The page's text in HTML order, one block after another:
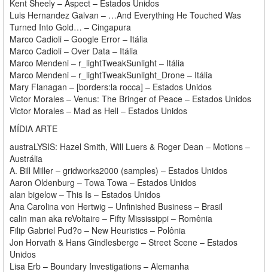
Kent Sheely – Aspect – Estados Unidos
Luis Hernandez Galvan – …And Everything He Touched Was
Turned Into Gold… – Cingapura
Marco Cadioli – Google Error – Itália
Marco Cadioli – Over Data – Itália
Marco Mendeni – r_lightTweakSunlight – Itália
Marco Mendeni – r_lightTweakSunlight_Drone – Itália
Mary Flanagan – [borders:la rocca] – Estados Unidos
Victor Morales – Venus: The Bringer of Peace – Estados Unidos
Victor Morales – Mad as Hell – Estados Unidos
MÍDIA ARTE
austraLYSIS: Hazel Smith, Will Luers & Roger Dean – Motions –
Austrália
A. Bill Miller – gridworks2000 (samples) – Estados Unidos
Aaron Oldenburg – Towa Towa – Estados Unidos
alan bigelow – This Is – Estados Unidos
Ana Carolina von Hertwig – Unfinished Business – Brasil
calin man aka reVoltaire – Fifty Mississippi – Romênia
Filip Gabriel Pud?o – New Heuristics – Polônia
Jon Horvath & Hans Gindlesberge – Street Scene – Estados
Unidos
Lisa Erb – Boundary Investigations – Alemanha